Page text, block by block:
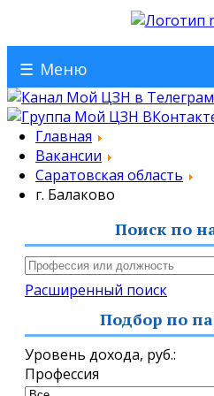
☰ Меню
Главная
Вакансии
Саратовская область
г. Балаково
Поиск по
Расширенный поиск
Подбор по
Уровень дохода, руб.:
Профессия